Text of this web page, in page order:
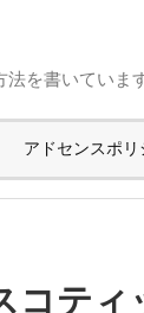
を書いています
アドセンスポリ
コティ